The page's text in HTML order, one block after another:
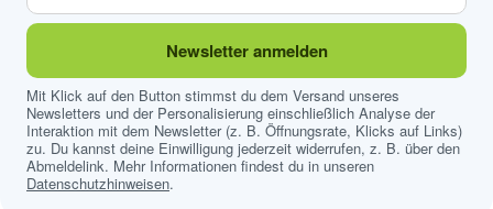
Newsletter anmelden
Mit Klick auf den Button stimmst du dem Versand unseres
Newsletters und der Personalisierung einschließlich Analyse der
Interaktion mit dem Newsletter (z. B. Öffnungsrate, Klicks auf Links)
zu. Du kannst deine Einwilligung jederzeit widerrufen, z. B. über den
Abmeldelink. Mehr Informationen findest du in unseren
Datenschutzhinweisen.